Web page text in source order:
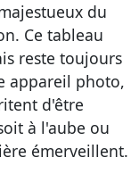
du
Ce tableau
reste toujours
appareil photo,
d'être
à l'aube ou
émerveillent.